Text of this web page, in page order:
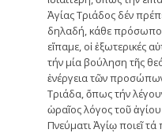
Ἁγίας Τριάδος δέν
δηλαδή, κάθε πρόσωπο
εἴπαμε, οἱ ἐξωτερικές
τήν μία βούληση τῆς
ἐνέργεια τῶν προσώπων
Τριάδα, ὅπως τήν
ὡραῖος λόγος τοῦ
Πνεύματι Ἁγίῳ ποιεῖ τά